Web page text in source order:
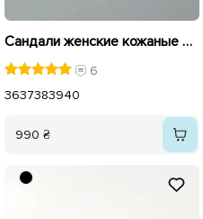
Сандали женские кожаные 588995 Белые
6
3637383940
990 ₴